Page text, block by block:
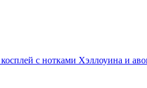
с нотками Хэллоуина и